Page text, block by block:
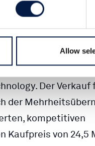
Allow
im Bereich
Beteiligung an
eine schnell
Der Verkauf
der
kompetitiven
von 24,5